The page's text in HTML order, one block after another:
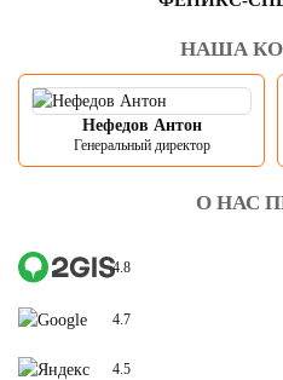
НАША
Нефедов Антон
Генеральный директор
О НАС
4.8
4.7
4.5